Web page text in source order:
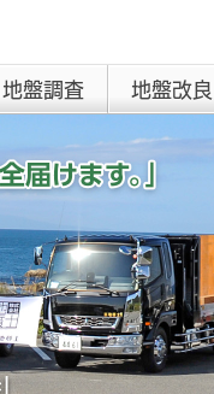
地盤調査 地盤改良